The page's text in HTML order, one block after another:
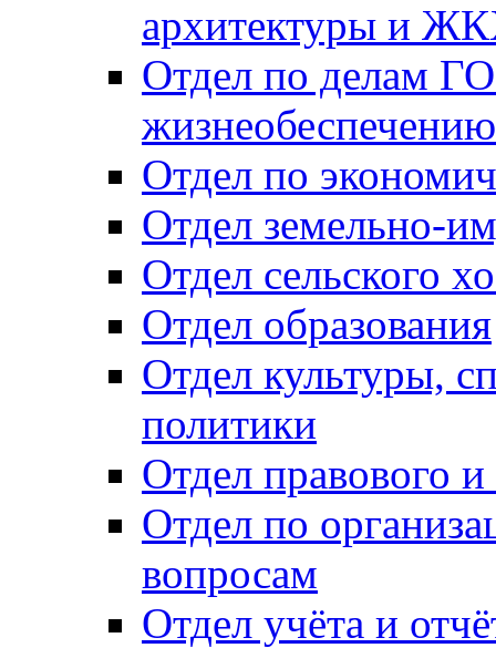
архитектуры и
Отдел по делам
Отдел по
Отдел земельно-
Отдел сельского
Отдел образования
Отдел культуры,
политики
Отдел правового
Отдел по
вопросам
Отдел учёта и